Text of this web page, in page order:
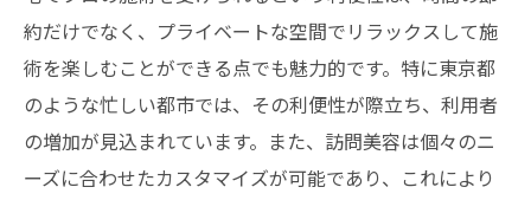
コストパフォーマンスが高い訪問美容サー
ビスの選び方
追加料金に注意！訪問美容の交通費とその
内訳
約だけでなく、プライベートな空間でリラックスして施
術を楽しむことができる点でも魅力的です。特に東京都
のような忙しい都市では、その利便性が際立ち、利用者
の増加が見込まれています。また、訪問美容は個々のニ
ーズに合わせたカスタマイズが可能であり、これにより